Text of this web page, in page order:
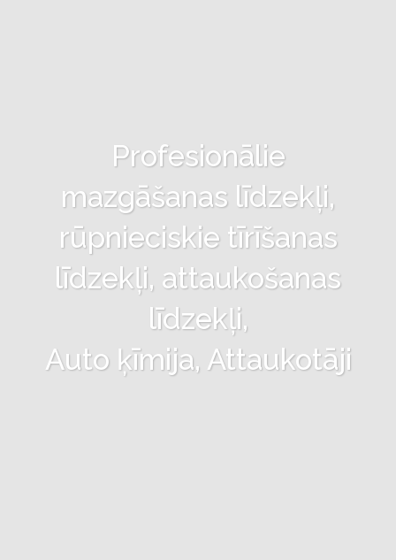
Profesionālie
mazgāšanas līdzekļi,
rūpnieciskie tīrīšanas
līdzekļi, attaukošanas
līdzekļi,
Auto ķīmija, Attaukotāji